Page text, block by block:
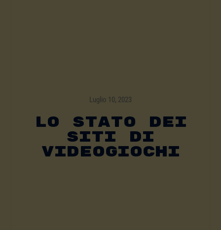
Luglio 10, 2023
Lo Stato Dei
Siti Di
Videogiochi